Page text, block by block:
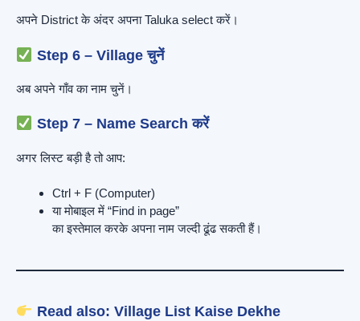
अपने District के अंदर अपना Taluka select करें।
Step 6 – Village चुनें
अब अपने गाँव का नाम चुनें।
Step 7 – Name Search करें
अगर लिस्ट बड़ी है तो आप:
Ctrl + F (Computer)
या मोबाइल में “Find in page”
का इस्तेमाल करके अपना नाम जल्दी ढूंढ सकती हैं।
Read also: Village List Kaise Dekhe